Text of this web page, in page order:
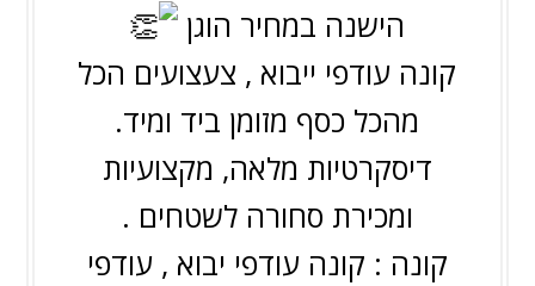
הישנה במחיר הוגן
קונה עודפי ייבוא , צעצועים הכל
מהכל כסף מזומן ביד ומיד.
דיסקרטיות מלאה, מקצועיות
ומכירת סחורה לשטחים .
קונה : קונה עודפי יבוא , עודפי